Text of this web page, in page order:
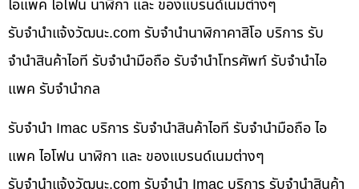
ไอแพค ไอโฟน นาฬิกา และ ของแบรนด์เนมต่างๆ
รับจํานําแจ้งวัฒนะ.com รับจำนำนาฬิกาคาสิโอ บริการ รับ
จำนำสินค้าไอที รับจำนำมือถือ รับจำนำโทรศัพท์ รับจำนำไอ
แพค รับจำนำกล
รับจำนำ Imac บริการ รับจำนำสินค้าไอที รับจำนำมือถือ ไอ
แพค ไอโฟน นาฬิกา และ ของแบรนด์เนมต่างๆ
รับจํานําแจ้งวัฒนะ.com รับจำนำ Imac บริการ รับจำนำสินค้า